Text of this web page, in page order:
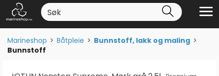
Marineshop>Båtpleie>Bunnstoff, lakk og maling>
Bunnstoff